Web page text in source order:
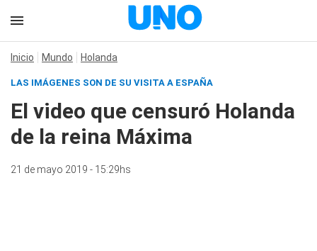
Inicio Mundo Holanda
LAS IMÁGENES SON DE SU VISITA A ESPAÑA
El video que censuró Holanda
de la reina Máxima
21 de mayo 2019 - 15:29hs